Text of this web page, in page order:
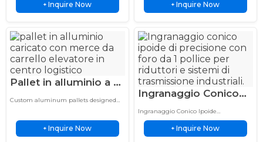
applicazioni industriali resistenti alla
+ Inquire Now
assemblaggi
precisione
assiemi strutturali leggeri e durevoli e
applicazioni industriali.
+ Inquire Now
Pallet in alluminio a 4
vie con superficie
trasporto
Custom aluminum pallets designed
strength, and durable performance.
+ Inquire Now
Ingranaggio Conico
Ipoide 1″ Foro 90°
Spirale – Coppia
Elevata Durevole
Ingranaggio Conico Ipoide
Personalizzato con lavorazione di
precisione, elevata capacità di coppia
ed eccellente durevolezza per sistemi
+ Inquire Now